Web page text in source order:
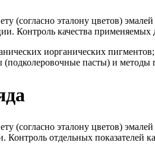
(согласно эталону цветов)
Контроль качества
иорганических
пасты) и методы
(согласно эталону цветов)
отдельных показателей